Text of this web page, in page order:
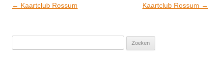
Post
← Kaartclub Rossum Kaartclub Rossum →
naar: